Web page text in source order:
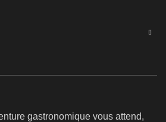
gastronomique vous attend,